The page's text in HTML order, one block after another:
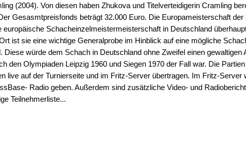
(2004). Von diesen haben Zhukova und Titelverteidigerin Cramling
Gesasmtpreisfonds beträgt 32.000 Euro. Die Europameisterschaft der
europäische Schacheinzelmeistermeisterschaft in Deutschland
ist sie eine wichtige Generalprobe im Hinblick auf eine mögliche
Diese würde dem Schach in Deutschland ohne Zweifel einen gewaltigen
den Olympiaden Leipzig 1960 und Siegen 1970 der Fall war. Die
live auf der Turnierseite und im Fritz-Server übertragen. Im Fritz-Server
Radio geben. Außerdem sind zusätzliche Video- und
Teilnehmerliste...